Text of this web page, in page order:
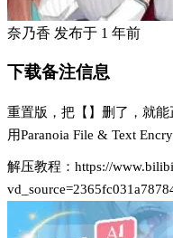
奈乃香 发布于 1 年前
下载备注信息
重置版，把【】删了，就
用Paranoia File & Text
解压教程：https://